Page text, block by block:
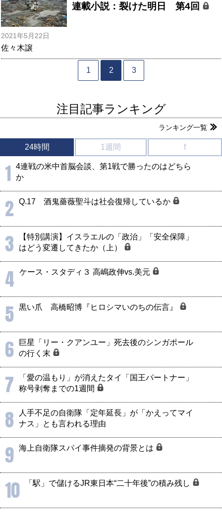
連載小説：裂けた明日 第4回
2021年5月22日
佐々木譲
1 2 3
注目記事ランキング
ランキング一覧
24時間 1週間 f
1 4連戦の米中首脳会談、第1戦で勝ったのはどちら
か
2 Q.17 酒鬼薔薇聖斗は社会復帰しているか
3
【特別講演】イスラエルの「政治」「安全保障」
はどう変遷してきたか（上）
4 ケース・スタディ３ 高嶋政伸vs.美元
5 黒い爪 高橋昭博『ヒロシマいのちの伝言』
6
巨星「リー・クアンユー」死去後のシンガポール
の行く末
7
「愛の温もり」が消えたタイ「国王パートナー」
称号剥奪までの1週間
8
人手不足の自衛隊「定年延長」が「かえってマイ
ナス」とも言われる理由
9 海上自衛隊スパイ事件摘発の背景とは
10 「駅」で儲けるJR東日本“二十年後”の積み残し